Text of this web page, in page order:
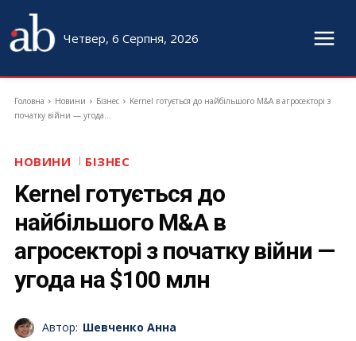
Четвер, 6 Серпня, 2026
Головна Новини Бізнес
Kernel готується до найбільшого M&A в агросекторі з
початку війни — угода...
НОВИНИ БІЗНЕС
Kernel готується до
найбільшого M&A в
агросекторі з початку війни —
угода на $100 млн
Автор: Шевченко Анна